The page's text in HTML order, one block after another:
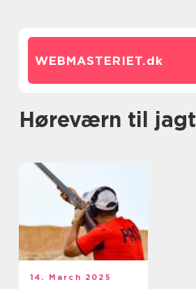
WEBMASTERIET.dk
høreværn til jagt
14. March 2025